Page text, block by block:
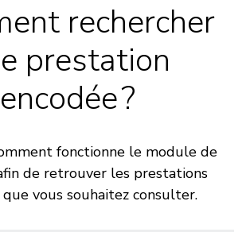
rechercher
prestation
encodée ?
fonctionne le module de
de retrouver les prestations
que vous souhaitez consulter.